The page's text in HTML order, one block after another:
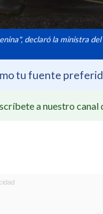
declaró la ministra
tu fuente
a nuestro canal